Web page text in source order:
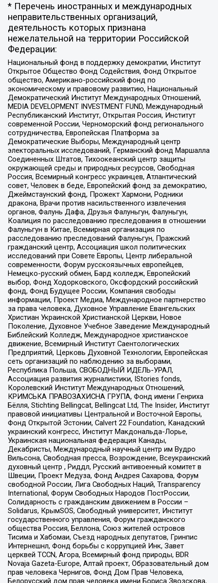
* Перечень иностранных и международных
неправительственных организаций,
деятельность которых признана
нежелательной на территории Российской
Федерации:
Национальный фонд в поддержку демократии, Институт
Открытое Общество Фонд Содействия, Фонд Открытое
общество, Американо-российский фонд по
экономическому и правовому развитию, Национальный
Демократический Институт Международных Отношений,
MEDIA DEVELOPMENT INVESTMENT FUND, Международный
Республиканский Институт, Открытая Россия, Институт
современной России, Черноморский фонд регионального
сотрудничества, Европейская Платформа за
Демократические Выборы, Международный центр
электоральных исследований, Германский фонд Маршалла
Соединенных Штатов, Тихоокеанский центр защиты
окружающей среды и природных ресурсов, Свободная
Россия, Всемирный конгресс украинцев, Атлантический
совет, Человек в беде, Европейский фонд за демократию,
Джеймстаунский фонд, Прожект Хармони, Родники
дракона, Врачи против насильственного извлечения
органов, Фалунь Дафа, Друзья Фалуньгун, Фалуньгун,
Коалиция по расследованию преследования в отношении
Фалуньгун в Китае, Всемирная организация по
расследованию преследований Фалуньгун, Пражский
гражданский центр, Ассоциация школ политических
исследований при Совете Европы, Центр либеральной
современности, Форум русскоязычных европейцев,
Немецко-русский обмен, Бард колледж, Европейский
выбор, Фонд Ходорковского, Оксфордский российский
фонд, Фонд Будущее России, Компания свободы
информации, Проект Медиа, Международное партнерство
за права человека, Духовное Управление Евангельских
Христиан Украинской Христианской Церкви, Новое
Поколение, Духовное Учебное Заведение Международный
Библейский Колледж, Международное христианское
движение, Всемирный Институт Саентологических
Предприятий, Церковь Духовной Технологии, Европейская
сеть организаций по наблюдению за выборами,
Республика Польша, СВОБОДНЫЙ ИДЕЛЬ-УРАЛ,
Ассоциация развития журналистики, IStories fonds,
Королевский Институт Международных Отношений,
КРИМСЬКА ПРАВОЗАХИСНА ГРУПА, Фонд имени Генриха
Бёлля, Stichting Bellingcat, Bellingcat Ltd, The Insider, Институт
правовой инициативы Центральной и Восточной Европы,
Фонд Открытой Эстонии, Calvert 22 Foundation, Канадский
украинский конгресс, Институт Макдональда-Лорье,
Украинская национальная федерация Канады,
Декабристы, Международный научный центр им Вудро
Вильсона, Свободная пресса, Возрождение, Всеукраинский
духовный центр , Риддл, Русский антивоенный комитет в
Швеции, Проект Медуза, Фонд Андрея Сахарова, Форум
свободной России, Лига Свободных Наций, Transparеncy
International, Форум Свободных Народов ПостРоссии,
Солидарность с гражданским движением в России –
Solidarus, КрымSOS, Свободный университет, Институт
государственного управления, Форум гражданского
общества Россия, Беллона, Союз жителей островов
Тисима и Хабомаи, Съезд народных депутатов, Гринпис
Интернешнл, Фонд борьбы с коррупцией Инк, Завет
церквей TCCN, Агора, Всемирный фонд природы, BDR
Novaja Gazeta-Europe, Алтай проект, Образовательный дом
прав человека Чернигов, Фонд Дом Прав Человека,
Белорусский дом прав человека имени Бориса Звозскова,